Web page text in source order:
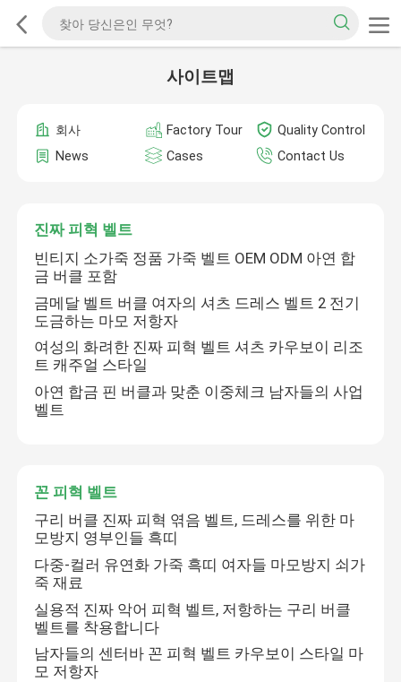
사이트맵
회사 Factory Tour
Quality Control
News
Cases Contact Us
진짜 피혁 벨트
빈티지 소가죽 정품 가죽 벨트 OEM ODM 아연 합
금 버클 포함
금메달 벨트 버클 여자의 셔츠 드레스 벨트 2 전기
도금하는 마모 저항자
여성의 화려한 진짜 피혁 벨트 셔츠 카우보이 리조
트 캐주얼 스타일
아연 합금 핀 버클과 맞춘 이중체크 남자들의 사업
벨트
꼰 피혁 벨트
구리 버클 진짜 피혁 엮음 벨트, 드레스를 위한 마
모방지 영부인들 흑띠
다중-컬러 유연화 가죽 흑띠 여자들 마모방지 쇠가
죽 재료
실용적 진짜 악어 피혁 벨트, 저항하는 구리 버클
벨트를 착용합니다
남자들의 센터바 꼰 피혁 벨트 카우보이 스타일 마
모 저항자